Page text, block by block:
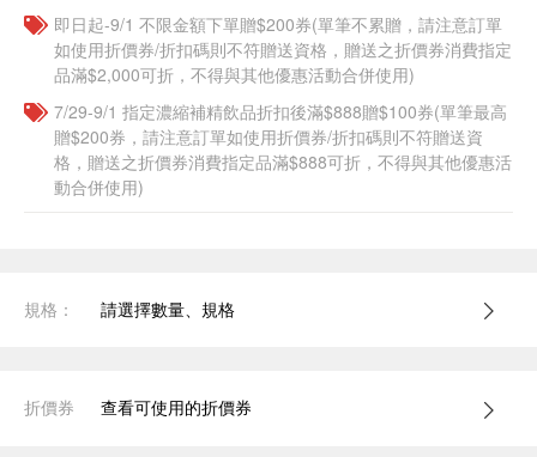
即日起-9/1 不限金額下單贈$200券(單筆不累贈，請注意訂單
如使用折價券/折扣碼則不符贈送資格，贈送之折價券消費指定
品滿$2,000可折，不得與其他優惠活動合併使用)
7/29-9/1 指定濃縮補精飲品​折扣後滿$888贈$100券(單筆最高
贈$200券，請注意訂單如使用折價券/折扣碼則不符贈送資
格，贈送之折價券消費指定品滿$888可折，不得與其他優惠活
動合併使用)
規格： 請選擇數量、規格
折價券 查看可使用的折價券